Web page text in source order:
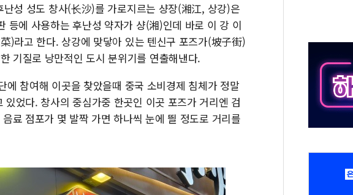
소방청, 전국 시·도 구급과장 회의…중증환자 이송체계 전
'달라진 임신·출산·육아 지원 한눈에'…인사처, 공무원 인
정청래 "2차 TV토론으로 게임 끝…김민석, 신천지 허위
윤상현, 사관학교 통합 비판…"국방개혁은 정치적 감정
펄어비스, 붉은사막 영상 콘테스트 '비욘드 디 어비스' 수
현대리바트, '2026 코리아빌드위크' 참가…리모델링 상
성 성도 창사(长沙)를 가로지르는 샹장(湘江, 상강)은
등에 사용하는 후난성 약자가 샹(湘)인데 바로 이 강 이
)라고 한다. 상강에 맞닿아 있는 텐신구 포즈가(坡子街)
기질로 낭만적인 도시 분위기를 연출해낸다.
참여해 이곳을 찾았을때 중국 소비경제 침체가 정말
었다. 창사의 중심가중 한곳인 이곳 포즈가 거리엔 검
료 점포가 몇 발짝 가면 하나씩 눈에 띌 정도로 거리를